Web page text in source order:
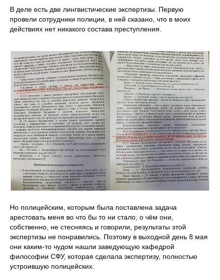
В деле есть две лингвистические экспертизы. Первую
провели сотрудники полиции, в ней сказано, что в моих
действиях нет никакого состава преступления.
Но полицейским, которым была поставлена задача
арестовать меня во что бы то ни стало, о чём они,
собственно, не стесняясь и говорили, результаты этой
экспертизы не понравились. Поэтому в выходной день 8 мая
они каким-то чудом нашли заведующую кафедрой
философии СФУ, которая сделала экспертизу, полностью
устроившую полицейских.